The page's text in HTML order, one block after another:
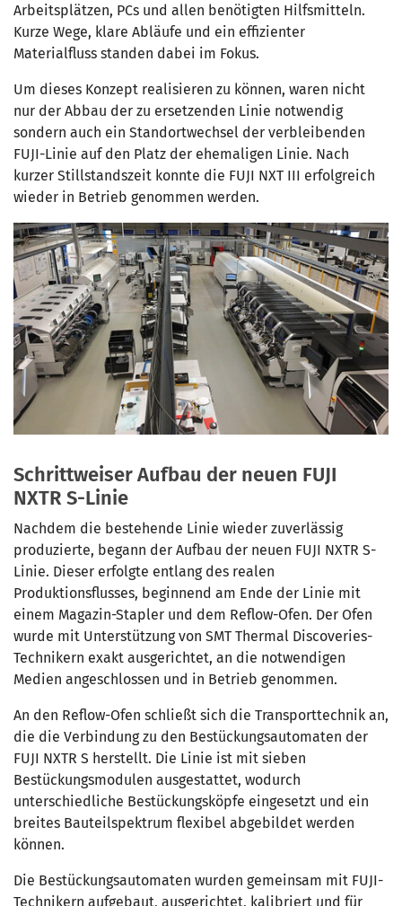
Arbeitsplätzen, PCs und allen benötigten Hilfsmitteln.
Kurze Wege, klare Abläufe und ein effizienter
Materialfluss standen dabei im Fokus.
Um dieses Konzept realisieren zu können, waren nicht
nur der Abbau der zu ersetzenden Linie notwendig
sondern auch ein Standortwechsel der verbleibenden
FUJI-Linie auf den Platz der ehemaligen Linie. Nach
kurzer Stillstandszeit konnte die FUJI NXT III erfolgreich
wieder in Betrieb genommen werden.
Schrittweiser Aufbau der neuen FUJI
NXTR S-Linie
Nachdem die bestehende Linie wieder zuverlässig
produzierte, begann der Aufbau der neuen FUJI NXTR S-
Linie. Dieser erfolgte entlang des realen
Produktionsflusses, beginnend am Ende der Linie mit
einem Magazin-Stapler und dem Reflow-Ofen. Der Ofen
wurde mit Unterstützung von SMT Thermal Discoveries-
Technikern exakt ausgerichtet, an die notwendigen
Medien angeschlossen und in Betrieb genommen.
An den Reflow-Ofen schließt sich die Transporttechnik an,
die die Verbindung zu den Bestückungsautomaten der
FUJI NXTR S herstellt. Die Linie ist mit sieben
Bestückungsmodulen ausgestattet, wodurch
unterschiedliche Bestückungsköpfe eingesetzt und ein
breites Bauteilspektrum flexibel abgebildet werden
können.
Die Bestückungsautomaten wurden gemeinsam mit FUJI-
Technikern aufgebaut, ausgerichtet, kalibriert und für